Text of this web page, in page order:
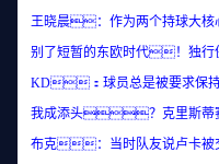
王晓晨：作为两个持球大核
别了短暂的东欧时代！独行
KD：球员总是被要求保持
我成添头？克里斯蒂赛
布克：当时队友说卢卡被